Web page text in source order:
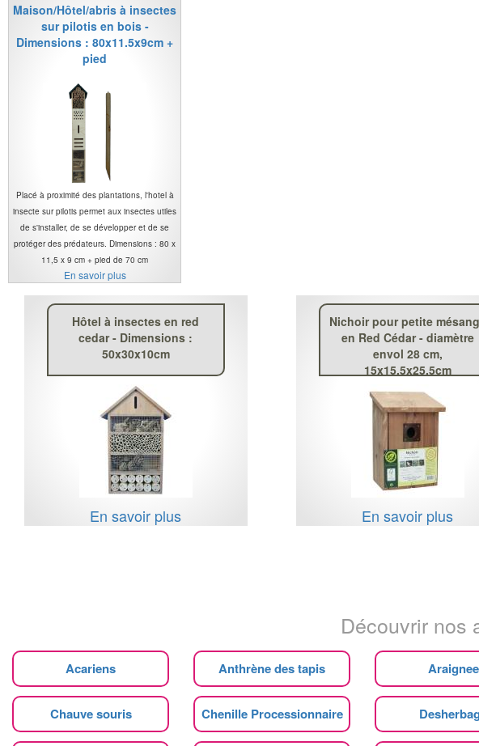
Maison/Hôtel/abris à insectes
sur pilotis en bois -
Dimensions : 80x11.5x9cm +
pied
Placé à proximité des plantations, l'hotel à
insecte sur pilotis permet aux insectes utiles
de s'installer, de se développer et de se
protéger des prédateurs. Dimensions : 80 x
11,5 x 9 cm + pied de 70 cm
En savoir plus
Hôtel à insectes en red
cedar - Dimensions :
50x30x10cm
En savoir plus
Nichoir pour petite
en Red Cédar - diamètre
envol 28 cm,
15x15.5x25.5cm
En savoir plus
Découvrir nos
Acariens Anthrène des tapis Araignee
Chauve souris Chenille Processionnaire